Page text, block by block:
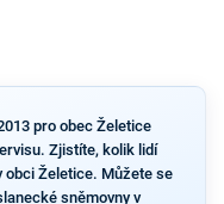
pro obec Želetice
Zjistíte, kolik lidí
Želetice. Můžete se
sněmovny v